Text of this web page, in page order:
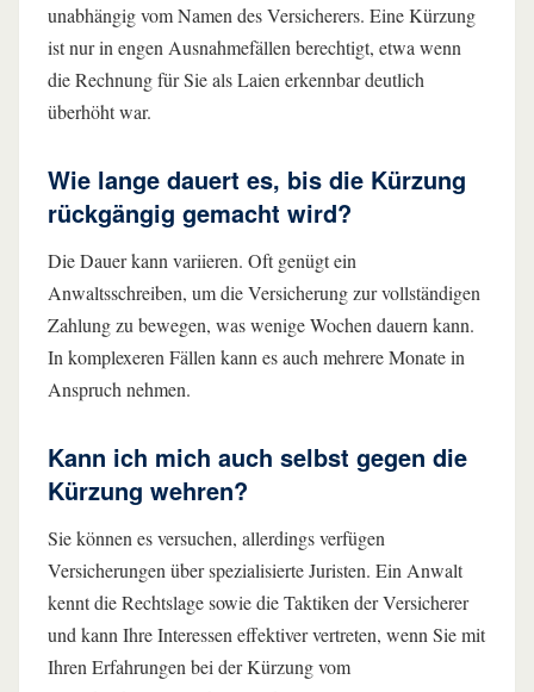
unabhängig vom Namen des Versicherers. Eine Kürzung
ist nur in engen Ausnahmefällen berechtigt, etwa wenn
die Rechnung für Sie als Laien erkennbar deutlich
überhöht war.
Wie lange dauert es, bis die Kürzung
rückgängig gemacht wird?
Die Dauer kann variieren. Oft genügt ein
Anwaltsschreiben, um die Versicherung zur vollständigen
Zahlung zu bewegen, was wenige Wochen dauern kann.
In komplexeren Fällen kann es auch mehrere Monate in
Anspruch nehmen.
Kann ich mich auch selbst gegen die
Kürzung wehren?
Sie können es versuchen, allerdings verfügen
Versicherungen über spezialisierte Juristen. Ein Anwalt
kennt die Rechtslage sowie die Taktiken der Versicherer
und kann Ihre Interessen effektiver vertreten, wenn Sie mit
Ihren Erfahrungen bei der Kürzung vom